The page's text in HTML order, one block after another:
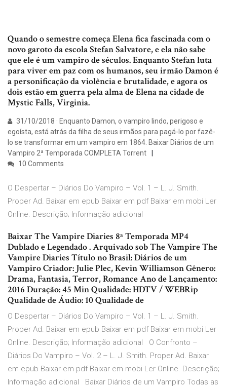
Quando o semestre começa Elena fica fascinada com o
novo garoto da escola Stefan Salvatore, e ela não sabe
que ele é um vampiro de séculos. Enquanto Stefan luta
para viver em paz com os humanos, seu irmão Damon é
a personificação da violência e brutalidade, e agora os
dois estão em guerra pela alma de Elena na cidade de
Mystic Falls, Virginia.
31/10/2018 · Enquanto Damon, o vampiro lindo, perigoso e
egoísta, está atrás da filha de seus irmãos para pagá-lo por fazê-
lo se transformar em um vampiro em 1864. Baixar Diários de um
Vampiro 2ª Temporada COMPLETA Torrent
10 Comments
O Despertar – Diários Do Vampiro – Vol. 1 – L. J. Smith.
Proper Ad. Baixar em epub Baixar em pdf Baixar em mobi Ler
Online. Descrição; Informação adicional
Baixar The Vampire Diaries 8ª Temporada MP4
Dublado e Legendado . Arquivado sob The Vampire The
Vampire Diaries Título no Brasil: Diários de um
Vampiro Criador: Julie Plec, Kevin Williamson Gênero:
Drama, Fantasia, Terror, Romance Ano de Lançamento:
2016 Duração: 45 Min Qualidade: HDTV / WEBRip
Qualidade de Áudio: 10 Qualidade de
O Despertar – Diários Do Vampiro – Vol. 1 – L. J. Smith.
Proper Ad. Baixar em epub Baixar em pdf Baixar em mobi Ler
Online. Descrição; Informação adicional O Confronto –
Diários Do Vampiro – Vol. 2 – L. J. Smith. Proper Ad. Baixar
em epub Baixar em pdf Baixar em mobi Ler Online. Descrição;
Informação adicional Baixar Diários de um Vampiro Todas as